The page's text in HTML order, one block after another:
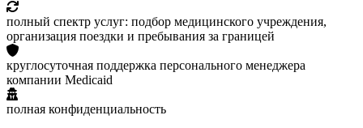
полный спектр услуг: подбор медицинского учреждения,
организация поездки и пребывания за границей
круглосуточная поддержка персонального менеджера
компании Medicaid
полная конфиденциальность